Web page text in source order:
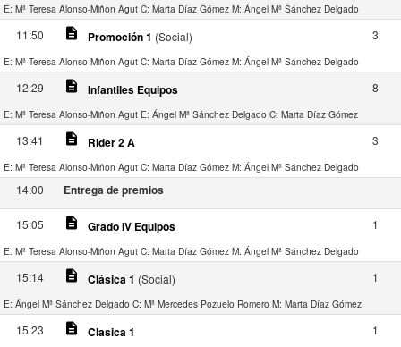
E: Mª Teresa Alonso-Miñon Agut C: Marta Díaz Gómez M: Ángel Mª Sánchez Delgado
11:50 description Promoción 1 (Social) 3
E: Mª Teresa Alonso-Miñon Agut C: Marta Díaz Gómez M: Ángel Mª Sánchez Delgado
12:29 description Infantiles Equipos 8
E: Mª Teresa Alonso-Miñon Agut E: Ángel Mª Sánchez Delgado C: Marta Díaz Gómez
13:41 description Rider 2 A 3
E: Mª Teresa Alonso-Miñon Agut C: Marta Díaz Gómez M: Ángel Mª Sánchez Delgado
14:00 Entrega de premios
15:05 description Grado IV Equipos 1
E: Mª Teresa Alonso-Miñon Agut C: Marta Díaz Gómez M: Ángel Mª Sánchez Delgado
15:14 description Clásica 1 (Social) 1
E: Ángel Mª Sánchez Delgado C: Mª Mercedes Pozuelo Romero M: Marta Díaz Gómez
15:23 description Clasica 1 1